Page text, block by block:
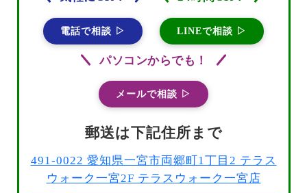
電話で相談 ▷ LINEで相談 ▷
パソコンからでも！
メールで相談 ▷
郵送は下記住所まで
491-0022 愛知県一宮市両郷町1丁目2 テラス
ウォーク一宮2F テラスウォーク一宮店